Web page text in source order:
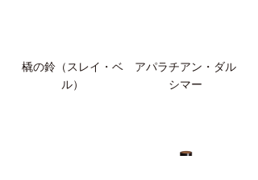
橇の鈴（スレイ・ベ
ル）
アパラチアン・ダル
シマー